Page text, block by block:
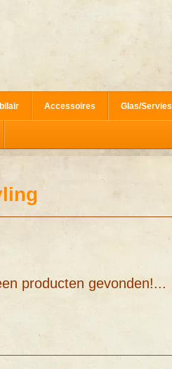
Accessoires Glas/Servies
producten gevonden!...